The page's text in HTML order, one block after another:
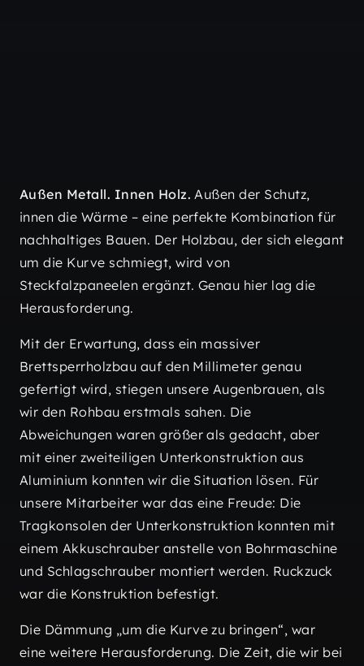
Außen Metall. Innen Holz. Außen der Schutz,
innen die Wärme – eine perfekte Kombination für
nachhaltiges Bauen. Der Holzbau, der sich elegant
um die Kurve schmiegt, wird von
Steckfalzpaneelen ergänzt. Genau hier lag die
Herausforderung.
Mit der Erwartung, dass ein massiver
Brettsperrholzbau auf den Millimeter genau
gefertigt wird, stiegen unsere Augenbrauen, als
wir den Rohbau erstmals sahen. Die
Abweichungen waren größer als gedacht, aber
mit einer zweiteiligen Unterkonstruktion aus
Aluminium konnten wir die Situation lösen. Für
unsere Mitarbeiter war das eine Freude: Die
Tragkonsolen der Unterkonstruktion konnten mit
einem Akkuschrauber anstelle von Bohrmaschine
und Schlagschrauber montiert werden. Ruckzuck
war die Konstruktion befestigt.
Die Dämmung „um die Kurve zu bringen“, war
eine weitere Herausforderung. Die Zeit, die wir bei